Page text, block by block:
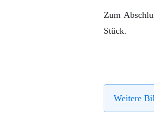
Zum
Stück.
Weitere